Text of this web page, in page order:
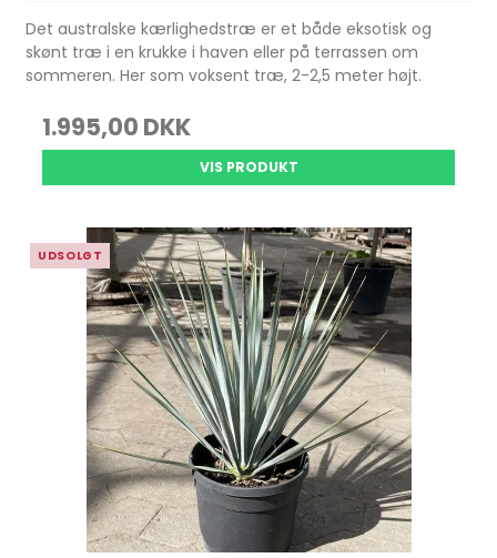
Det australske kærlighedstræ er et både eksotisk og
skønt træ i en krukke i haven eller på terrassen om
sommeren. Her som voksent træ, 2-2,5 meter højt.
1.995,00 DKK
VIS PRODUKT
UDSOLGT